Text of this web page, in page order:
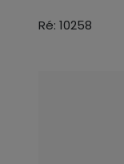
Ré: 10258